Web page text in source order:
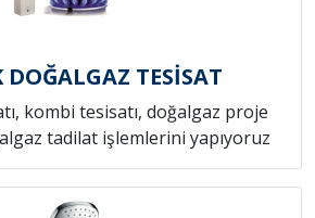
DOĞALGAZ TESİSAT
kombi tesisatı, doğalgaz proje
tadilat işlemlerini yapıyoruz